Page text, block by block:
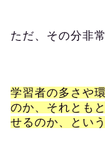
ただ、その分非
学習者の多さや
のか、それとも
せるのか、とい